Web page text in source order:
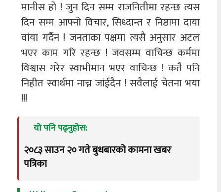
मानीस हो ! जुन दिन सम्म राजनितीमा रहन्छ त्यस
दिन सम्म आफ्नो विचार, सिध्दान्त र निष्ठामा दाया
वांया गर्दैन ! जनताका पक्षमा त्यसै अनुसार अटल
भएर काम गरि रहन्छ ! जवसम्म वाचिन्छ कर्ममा
विश्वास गरेर स्वाभीमान भएर वाचिन्छ ! कतै पनि
निहीत स्वार्थमा नाच्न जांईदैन ! सवैलाई चेतना भया
!!!
यो पनि पढ्नुहोस:
२०८३ साउन २० गते बुधबारको कामना खबर
पत्रिका